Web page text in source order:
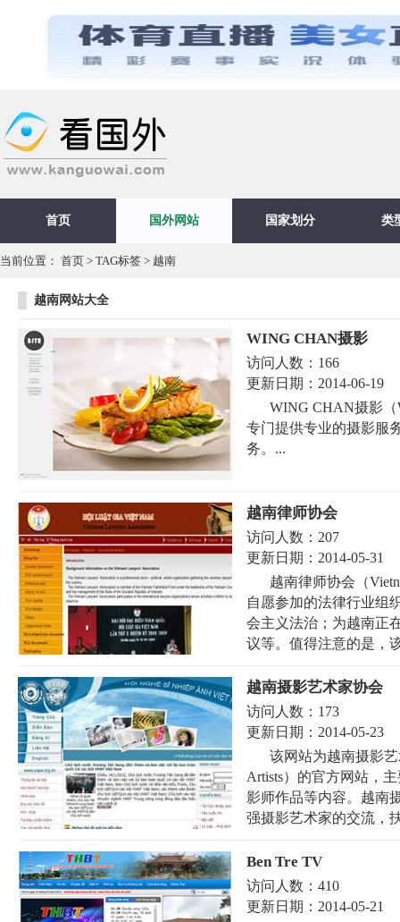
首页 国外网站 国家划分 类
当前位置： 首页 > TAG标签 > 越南
越南网站大全
WING CHAN摄影
访问人数： 166
更新日期： 2014-06-19
WING CHAN摄影
专门提供专业的摄影服
务。...
越南律师协会
访问人数： 207
更新日期： 2014-05-31
越南律师协会（
自愿参加的法律行业组
会主义法治；为越南正
议等。值得注意的是，
越南摄影艺术家协会
访问人数： 173
更新日期： 2014-05-23
该网站为越南摄影艺
Artists）的官方网站，
影师作品等内容。越南
强摄影艺术家的交流，
Ben Tre TV
访问人数： 410
更新日期： 2014-05-21